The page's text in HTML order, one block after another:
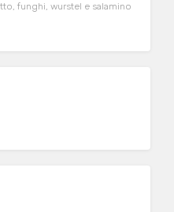
funghi, wurstel e salamino